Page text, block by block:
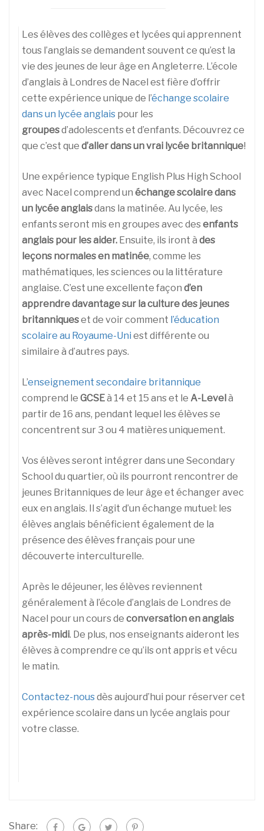
Les élèves des collèges et lycées qui apprennent
tous l’anglais se demandent souvent ce qu’est la
vie des jeunes de leur âge en Angleterre. L’école
d’anglais à Londres de Nacel est fière d’offrir
cette expérience unique de l’échange scolaire
dans un lycée anglais pour les
groupesd’adolescents et d’enfants. Découvrez ce
que c’est que d’aller dans un vrai lycée britannique!
Une expérience typique English Plus High School
avec Nacel comprend un échange scolaire dans
un lycée anglaisdans la matinée. Au lycée, les
enfants seront mis en groupes avec des enfants
anglais pour les aider. Ensuite, ils iront à des
leçons normales en matinée, comme les
mathématiques, les sciences ou la littérature
anglaise. C’est une excellente façon d’en
apprendre davantage sur la culture des jeunes
britanniqueset de voir comment l’éducation
scolaire au Royaume-Uni est différente ou
similaire à d’autres pays.
L’enseignement secondaire britannique
comprend le GCSEà 14 et 15 ans et le A-Levelà
partir de 16 ans, pendant lequel les élèves se
concentrent sur 3 ou 4 matières uniquement.
Vos élèves seront intégrer dans une Secondary
School du quartier, où ils pourront rencontrer de
jeunes Britanniques de leur âge et échanger avec
eux en anglais. Il s’agit d’un échange mutuel: les
élèves anglais bénéficient également de la
présence des élèves français pour une
découverte interculturelle.
Après le déjeuner, les élèves reviennent
généralement à l’école d’anglais de Londres de
Nacel pour un cours de conversation en anglais
après-midi. De plus, nos enseignants aideront les
élèves à comprendre ce qu’ils ont appris et vécu
le matin.
Contactez-nousdès aujourd’hui pour réserver cet
expérience scolaire dans un lycée anglais pour
votre classe.
Share: